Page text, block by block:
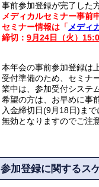
事前参加登録が完了した
メディカルセミナー事前
セミナー情報は「 メディ
締切： 9月24日（火）
本年会の事前参加登録は
受付準備のため、セミナ
業中は、参加受付システ
希望の方は、お早めに事
入金締切日(9月18日)ま
無効となりますのでご注
参加登録に関するス